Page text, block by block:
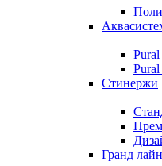
Pural
Стинержи
Гранд лайн